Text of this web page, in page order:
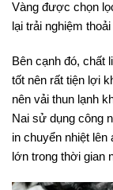
Vàng được chọn
lại trải nghiệm
Bên cạnh đó, chất
tốt nên rất tiện lợi
nên vải thun lạnh
Nai sử dụng công
in chuyển nhiệt
lớn trong thời gian